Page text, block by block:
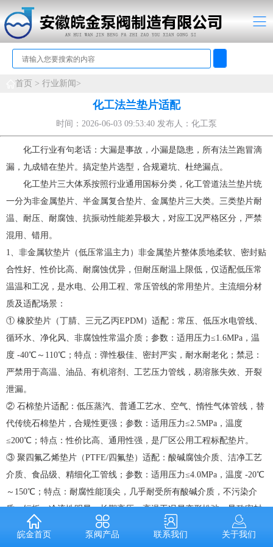
皖金首页 泵阀产品 联系我们 关于我们
首页 > 行业新闻>
化工法兰垫片适配
时间：2026-06-03 09:53:40 发布人：化工泵
化工行业有句老话：大漏是事故，小漏是隐患，所有法兰跑冒滴
漏，九成错在垫片。搞定垫片选型，合规避坑、杜绝漏点。
化工垫片三大体系按照行业通用国标分类，化工管道法兰垫片统
一分为非金属垫片、半金属复合垫片、金属垫片三大类。三类垫片耐
温、耐压、耐腐蚀、抗振动性能差异极大，对应工况严格区分，严禁
混用、错用。
1、非金属软垫片（低压常温主力）非金属垫片整体质地柔软、密封贴
合性好、性价比高、耐腐蚀优异，但耐压耐温上限低，仅适配低压常
温温和工况，是水电、公用工程、常压管线的常用垫片。主流细分材
质及适配场景：
① 橡胶垫片（丁腈、三元乙丙EPDM）适配：常压、低压水电管线、
循环水、净化风、非腐蚀性常温介质；参数：适用压力≤1.6MPa，温
度 -40℃～110℃；特点：弹性极佳、密封严实，耐水耐老化；禁忌：
严禁用于高温、油品、有机溶剂、工艺压力管线，易溶胀失效、开裂
泄漏。
② 石棉垫片适配：低压蒸汽、普通工艺水、空气、惰性气体管线，替
代传统石棉垫片，合规性更强；参数：适用压力≤2.5MPa，温度
≤200℃；特点：性价比高、通用性强，是厂区公用工程标配垫片。
③ 聚四氟乙烯垫片（PTFE/四氟垫）适配：酸碱腐蚀介质、洁净工艺
介质、食品级、精细化工管线；参数：适用压力≤4.0MPa，温度 -20℃
～150℃；特点：耐腐性能顶尖，几乎耐受所有酸碱介质，不污染介
质；短板：冷流性明显，长期高压、高温工况易变形松弛，导致密封
失效。